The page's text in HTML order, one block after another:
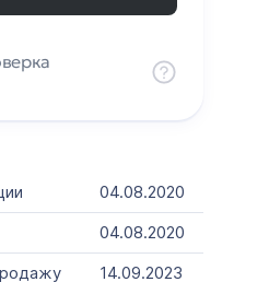
04.08.2020
04.08.2020
14.09.2023